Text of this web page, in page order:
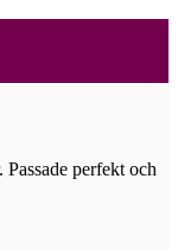
perfekt och